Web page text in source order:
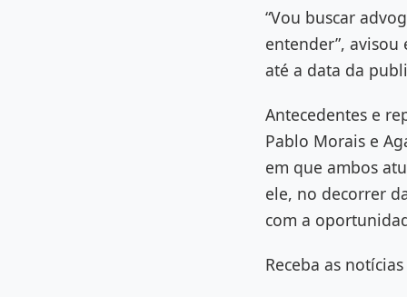
“Vou buscar
entender”,
até a data da
Antecedentes e
Pablo Morais e
em que ambos
ele, no decorrer
com a
Receba as